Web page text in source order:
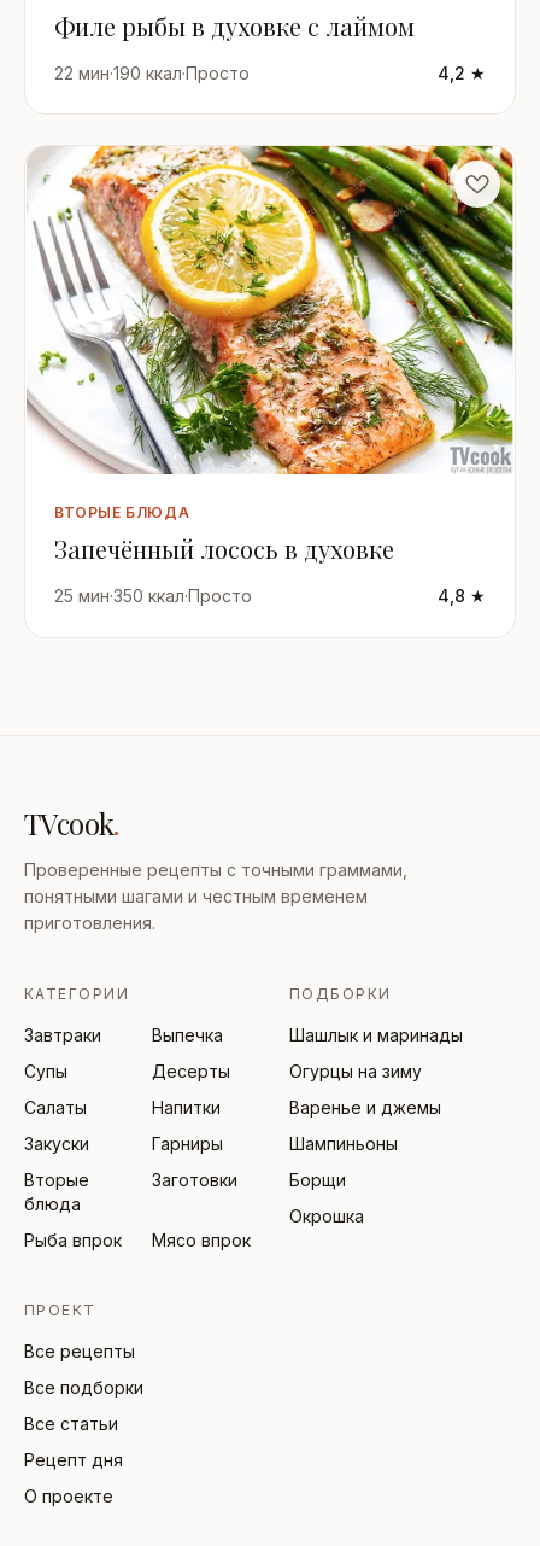
Филе рыбы в духовке с лаймом
22 мин·190 ккал·Просто 4,2 ★
ВТОРЫЕ БЛЮДА
Запечённый лосось в духовке
25 мин·350 ккал·Просто 4,8 ★
TVcook.
Проверенные рецепты с точными граммами,
понятными шагами и честным временем
приготовления.
КАТЕГОРИИ
Завтраки
Выпечка
Супы
Десерты
Салаты
Напитки
Закуски
Гарниры
Вторые
блюда
Заготовки
Рыба впрок Мясо впрок
ПОДБОРКИ
Шашлык и маринады
Огурцы на зиму
Варенье и джемы
Шампиньоны
Борщи
Окрошка
ПРОЕКТ
Все рецепты
Все подборки
Все статьи
Рецепт дня
О проекте